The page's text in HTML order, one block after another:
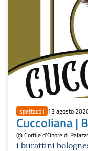
spettacoli 13 agosto
Cuccoliana |
@ Cortile d'Onore di
i burattini